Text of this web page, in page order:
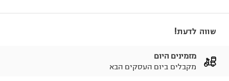
שווה לדעת!
מזמינים היום
מקבלים ביום העסקים הבא